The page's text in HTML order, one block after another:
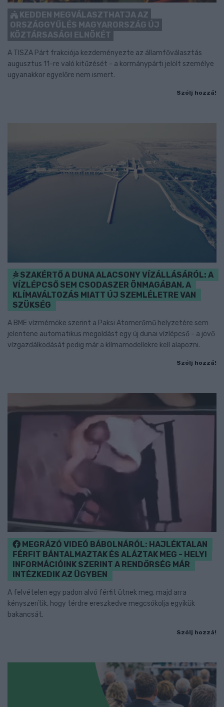
KEDDEN MEGVÁLASZTHATJA AZ
ORSZÁGGYŰLÉS MAGYARORSZÁG ÚJ
KÖZTÁRSASÁGI ELNÖKÉT
A TISZA Párt frakciója kezdeményezte az államfőválasztás
augusztus 11-re való kitűzését - a kormánypárti jelölt személye
ugyanakkor egyelőre nem ismert.
Szólj hozzá!
SZAKÉRTŐ A DUNA ALACSONY VÍZÁLLÁSÁRÓL: A
VÍZLÉPCSŐ SEM CSODASZER ÖNMAGÁBAN, A
KLÍMAVÁLTOZÁS MIATT ÚJ SZEMLÉLETRE VAN
SZÜKSÉG
A BME vízmérnöke szerint a Paksi Atomerőmű helyzetére sem
jelentene automatikus megoldást egy új dunai vízlépcső - a jövő
vízgazdálkodását pedig már a klímamodellekre kell alapozni.
Szólj hozzá!
MEGRÁZÓ VIDEÓ BÁBOLNÁRÓL: HAJLÉKTALAN
FÉRFIT BÁNTALMAZTAK ÉS ALÁZTAK MEG - HELYI
INFORMÁCIÓINK SZERINT A RENDŐRSÉG MÁR
INTÉZKEDIK AZ ÜGYBEN
A felvételen egy padon alvó férfit ütnek meg, majd arra
kényszerítik, hogy térdre ereszkedve megcsókolja egyikük
bakancsát.
Szólj hozzá!